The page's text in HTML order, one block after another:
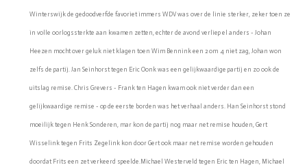
Winterswijk de gedoodverfde favoriet immers WDV was over de linie sterker, zeker toen ze
in volle oorlogssterkte aan kwamen zetten, echter de avond verliep el anders - Johan
Heezen mocht over geluk niet klagen toen Wim Bennink een 2 om 4 niet zag, Johan won
zelfs de partij. Jan Seinhorst tegen Eric Oonk was een gelijkwaardige partij en zo ook de
uitslag remise. Chris Grevers - Frank ten Hagen kwam ook niet verder dan een
gelijkwaardige remise - op de eerste borden was het verhaal anders. Han Seinhorst stond
moeilijk tegen Henk Sonderen, mar kon de partij nog maar net remise houden, Gert
Wisselink tegen Frits Zegelink kon door Gert ook maar net remise worden gehouden
doordat Frits een zet verkeerd speelde.Michael Westerveld tegen Eric ten Hagen, Michael